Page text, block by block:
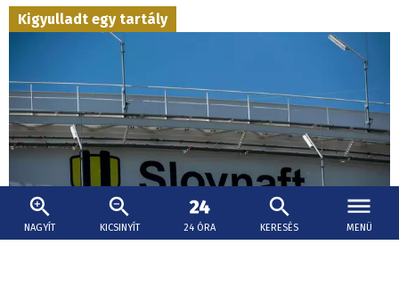
NAGYÍT KICSINYÍT 24 ÓRA KERESÉS MENÜ
Kigyulladt egy tartály